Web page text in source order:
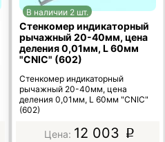
В наличии 2 шт.
Стенкомер индикаторный
рычажный 20-40мм, цена
деления 0,01мм, L 60мм
"CNIC" (602)
Стенкомер индикаторный
рычажный 20-40мм, цена
деления 0,01мм, L 60мм "CNIC"
(602)
12 003 p